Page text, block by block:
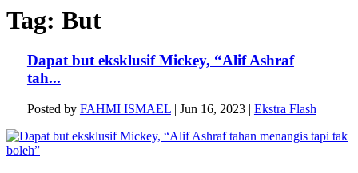
Tag: But
Dapat but eksklusif Mickey, “Alif Ashraf
tah...
Posted by FAHMI ISMAEL| Jun 16, 2023| Ekstra Flash